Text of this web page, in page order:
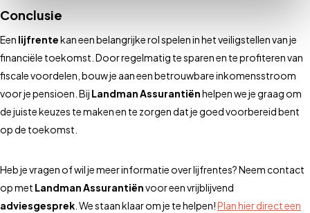
Conclusie
Een lijfrentekan een belangrijke rol spelen in het veiligstellen van je
financiële toekomst. Door regelmatig te sparen en te profiteren van
fiscale voordelen, bouw je aan een betrouwbare inkomensstroom
voor je pensioen. Bij Landman Assurantiënhelpen we je graag om
de juiste keuzes te maken en te zorgen dat je goed voorbereid bent
op de toekomst.
Heb je vragen of wil je meer informatie over lijfrentes? Neem contact
op met Landman Assurantiënvoor een vrijblijvend
adviesgesprek . We staan klaar om je te helpen!Plan hier direct een